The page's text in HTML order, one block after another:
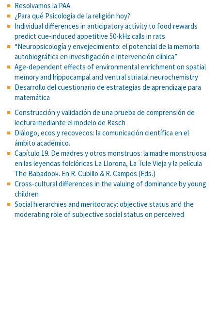
Resolvamos la PAA
¿Para qué Psicología de la religión hoy?
Individual differences in anticipatory activity to food rewards
predict cue-induced appetitive 50-kHz calls in rats
“Neuropsicología y envejecimiento: el potencial de la memoria
autobiográfica en investigación e intervención clínica”
Age-dependent effects of environmental enrichment on spatial
memory and hippocampal and ventral striatal neurochemistry
Desarrollo del cuestionario de estrategias de aprendizaje para
matemática
Construcción y validación de una prueba de comprensión de
lectura mediante el modelo de Rasch
Diálogo, ecos y recovecos: la comunicación científica en el
ámbito académico.
Capítulo 19. De madres y otros monstruos: la madre monstruosa
en las leyendas folclóricas La Llorona, La Tule Vieja y la película
The Babadook. En R. Cubillo & R. Campos (Eds.)
Cross-cultural differences in the valuing of dominance by young
children
Social hierarchies and meritocracy: objective status and the
moderating role of subjective social status on perceived